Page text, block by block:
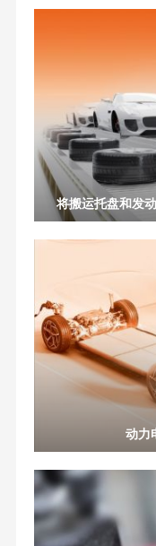
将搬运托盘和发
动力